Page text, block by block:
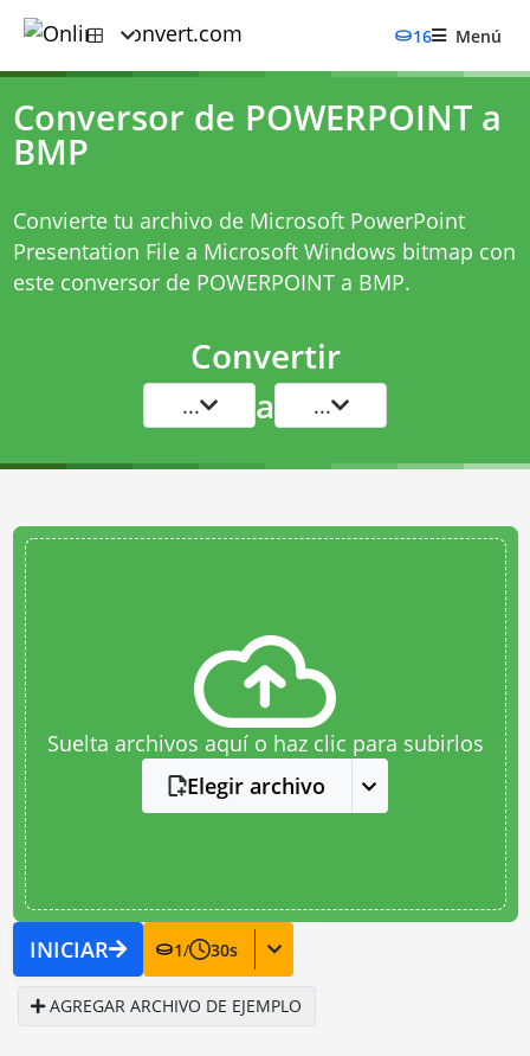
16 Menú
Conversor de POWERPOINT a
BMP
Convierte tu archivo de Microsoft PowerPoint
Presentation File a Microsoft Windows bitmap con
este conversor de POWERPOINT a BMP.
Convertir
... a ...
Suelta archivos aquí o haz clic para subirlos
Elegir archivo
INICIAR 1/ 30s
AGREGAR ARCHIVO DE EJEMPLO